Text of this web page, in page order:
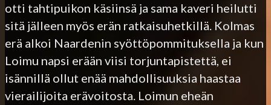
otti tahtipuikon käsiinsä ja sama kaveri heilutti
sitä jälleen myös erän ratkaisuhetkillä. Kolmas
erä alkoi Naardenin syöttöpommituksella ja kun
Loimu napsi erään viisi torjuntapistettä, ei
isännillä ollut enää mahdollisuuksia haastaa
vierailijoita erävoitosta. Loimun eheän